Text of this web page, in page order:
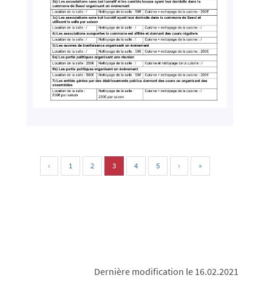
‹ 1 2 3 4 5 › »
Dernière modification le 16.02.2021